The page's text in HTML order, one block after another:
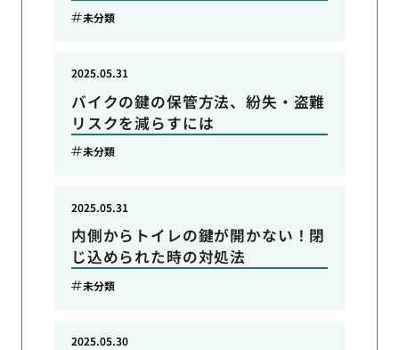
未分類
バイクの鍵の保管方法、紛失・盗難
リスクを減らすには
2025.05.31
未分類
内側からトイレの鍵が開かない！閉
じ込められた時の対処法
2025.05.31
未分類
2025.05.30